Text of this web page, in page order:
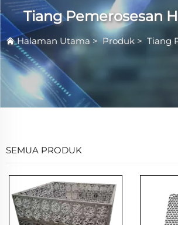
Tiang Pemerosesan
Halaman Utama >Produk > Tiang
SEMUA PRODUK